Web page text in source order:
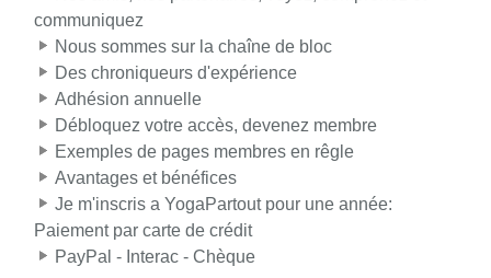
communiquez
Nous sommes sur la chaîne de bloc
Des chroniqueurs d'expérience
Adhésion annuelle
Débloquez votre accès, devenez membre
Exemples de pages membres en rêgle
Avantages et bénéfices
Je m'inscris a YogaPartout pour une année:
Paiement par carte de crédit
PayPal - Interac - Chèque